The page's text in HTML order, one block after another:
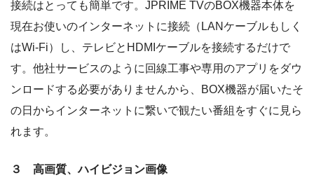
接続はとっても簡単です。JPRIME TVのBOX機器本体を
現在お使いのインターネットに接続（LANケーブルもしく
はWi-Fi）し、テレビとHDMIケーブルを接続するだけで
す。他社サービスのように回線工事や専用のアプリをダウ
ンロードする必要がありませんから、BOX機器が届いたそ
の日からインターネットに繋いで観たい番組をすぐに見ら
れます。
３ 高画質、ハイビジョン画像